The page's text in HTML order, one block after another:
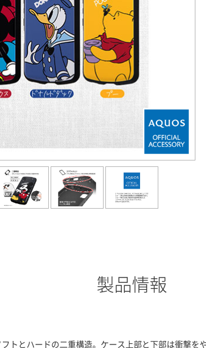
製品情報
フトとハードの二重構造。ケース上部と下部は衝撃を